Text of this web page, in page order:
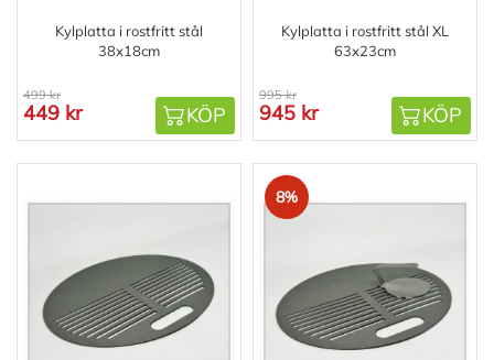
Kylplatta i rostfritt stål
38x18cm
499 kr
449 kr KÖP
Kylplatta i rostfritt stål XL
63x23cm
995 kr
945 kr KÖP
8%